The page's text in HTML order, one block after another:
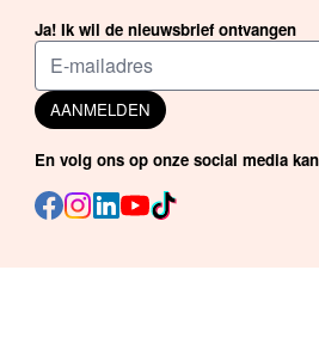
Ja! Ik wil de nieuwsbrief ontvangen
AANMELDEN
En volg ons op onze social media